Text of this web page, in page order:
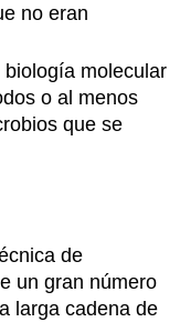
no eran
molecular
o al menos
que se
de
un gran número
larga cadena de